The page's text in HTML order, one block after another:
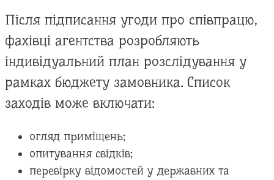
Після підписання угоди про співпрацю,
фахівці агентства розробляють
індивідуальний план розслідування у
рамках бюджету замовника. Список
заходів може включати:
огляд приміщень;
опитування свідків;
перевірку відомостей у державних та